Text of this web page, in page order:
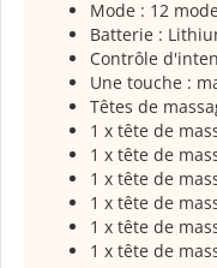
Mode : 12
Batterie :
Contrôle
Une touche :
Têtes de
1 x tête de
1 x tête de
1 x tête de
1 x tête de
1 x tête de
1 x tête de